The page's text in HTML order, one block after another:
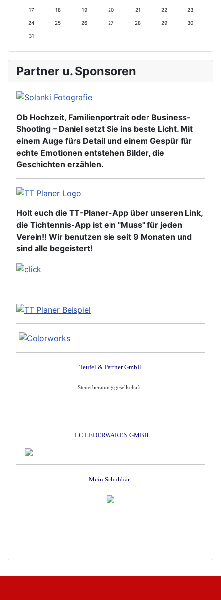
a
t
17 18 19 20 21 22 23
24 25 26 27 28 29 30
31
Partner u. Sponsoren
Ob Hochzeit, Familienportrait oder Business-
Shooting – Daniel setzt Sie ins beste Licht. Mit
einem Auge fürs Detail und einem Gespür für
echte Emotionen entstehen Bilder, die
Geschichten erzählen.
Holt euch die TT-Planer-App über unseren Link,
die Tichtennis-App ist ein "Muss" für jeden
Verein!! Wir benutzen sie seit 9 Monaten und
sind alle begeistert!
Teufel & Partner GmbH
Steuerberatungsgesellschaft
LC LEDERWAREN GMBH
Mein Schuhbär